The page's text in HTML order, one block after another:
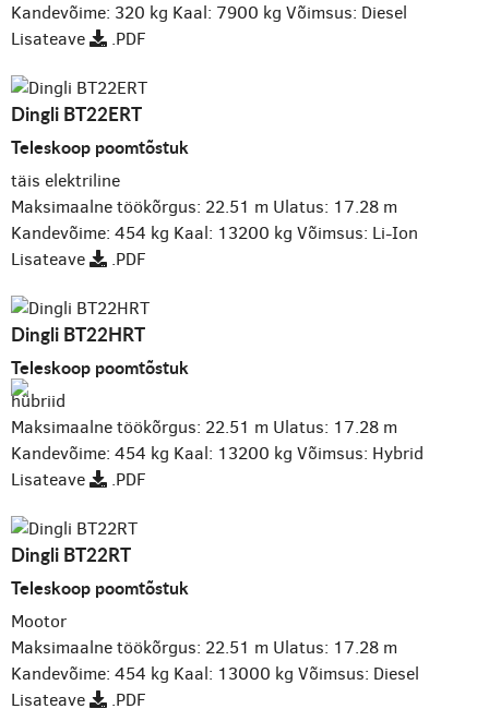
Kandevõime: 320 kg Kaal: 7900 kg Võimsus: Diesel
Lisateave
.PDF
Dingli BT22ERT
Teleskoop poomtõstuk
täis elektriline
Maksimaalne töökõrgus: 22.51 m Ulatus: 17.28 m
Kandevõime: 454 kg Kaal: 13200 kg Võimsus: Li-Ion
Lisateave
.PDF
Dingli BT22HRT
Teleskoop poomtõstuk
hübriid
Maksimaalne töökõrgus: 22.51 m Ulatus: 17.28 m
Kandevõime: 454 kg Kaal: 13200 kg Võimsus: Hybrid
Lisateave
.PDF
Dingli BT22RT
Teleskoop poomtõstuk
Mootor
Maksimaalne töökõrgus: 22.51 m Ulatus: 17.28 m
Kandevõime: 454 kg Kaal: 13000 kg Võimsus: Diesel
Lisateave
.PDF